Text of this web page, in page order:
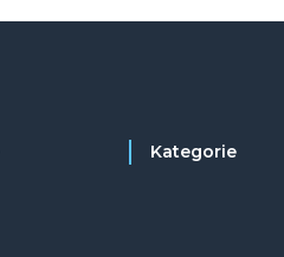
Kategorie